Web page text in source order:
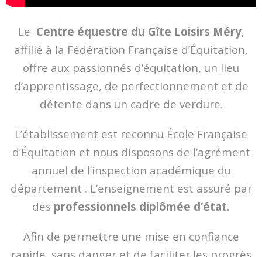
Classes
- Journée pédagogique
Ferme pédagogique
Centre équestre
- Découvrir le club
- Tarifs
Contact
Animations
Le Centre équestre du Gîte Loisirs Méry,
affilié à la Fédération Française d’Équitation,
offre aux passionnés d’équitation, un lieu
d’apprentissage, de perfectionnement et de
détente dans un cadre de verdure.
L’établissement est reconnu École Française
d’Équitation et nous disposons de l’agrément
annuel de l’inspection académique du
département . L’enseignement est assuré par
des professionnels diplômée d’état.
Afin de permettre une mise en confiance